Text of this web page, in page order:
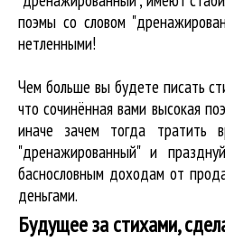
поэмы со словом
нетленными!
Чем больше вы будете писать
что сочинённая вами высокая
иначе зачем тогда тратить
"дренажированный" и
баснословным доходам от
деньгами.
Будущее за стихами,